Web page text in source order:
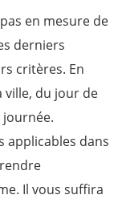
en mesure de
derniers
critères. En
ville, du jour de
journée.
applicables dans
Il vous suffira